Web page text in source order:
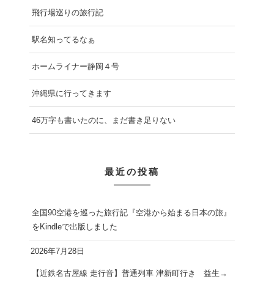
飛行場巡りの旅行記
駅名知ってるなぁ
ホームライナー静岡４号
沖縄県に行ってきます
46万字も書いたのに、まだ書き足りない
最近の投稿
全国90空港を巡った旅行記『空港から始まる日本の旅』
をKindleで出版しました
2026年7月28日
【近鉄名古屋線 走行音】普通列車 津新町行き 益生→